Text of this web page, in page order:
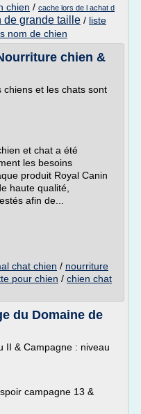
chien / cache lors de l achat d
de grande taille / liste
nom de chien
chien &
chiens et les chats sont
et chat a été
les besoins
produit Royal Canin
haute qualité,
afin de...
chat chien / nourriture
pour chien / chien chat
du Domaine de
II & Campagne : niveau
campagne 13 &